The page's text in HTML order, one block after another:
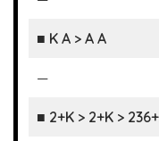
■ K A > A A
—
■ 2+K > 2+K >